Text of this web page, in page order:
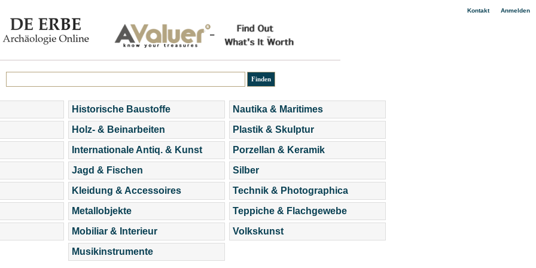
Kontakt| Anmelden
Historische Baustoffe
Holz- & Beinarbeiten
Internationale Antiq. & Kunst
Jagd & Fischen
Kleidung & Accessoires
Metallobjekte
Mobiliar & Interieur
Musikinstrumente
Nautika & Maritimes
Plastik & Skulptur
Porzellan & Keramik
Silber
Technik & Photographica
Teppiche & Flachgewebe
Volkskunst